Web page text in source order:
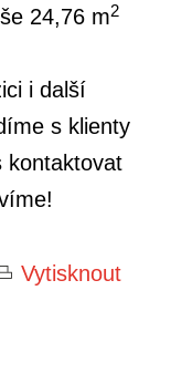
24,76 m2
i další
s klienty
kontaktovat
Vytisknout